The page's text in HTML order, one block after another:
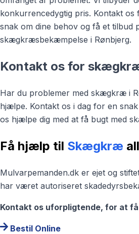
konkurrencedygtig pris. Kontakt os
snak om dine behov og få et tilbud
skægkræsbekæmpelse i Rønbjerg.
Kontakt os for
Har du problemer med skægkræ i
hjælpe. Kontakt os i dag for en
os hjælpe dig med at få bugt med
Få hjælp til Skægkræ
Mulvarpemanden.dk er ejet og
har været autoriseret
Kontakt os uforpligtende, for at
Bestil Online